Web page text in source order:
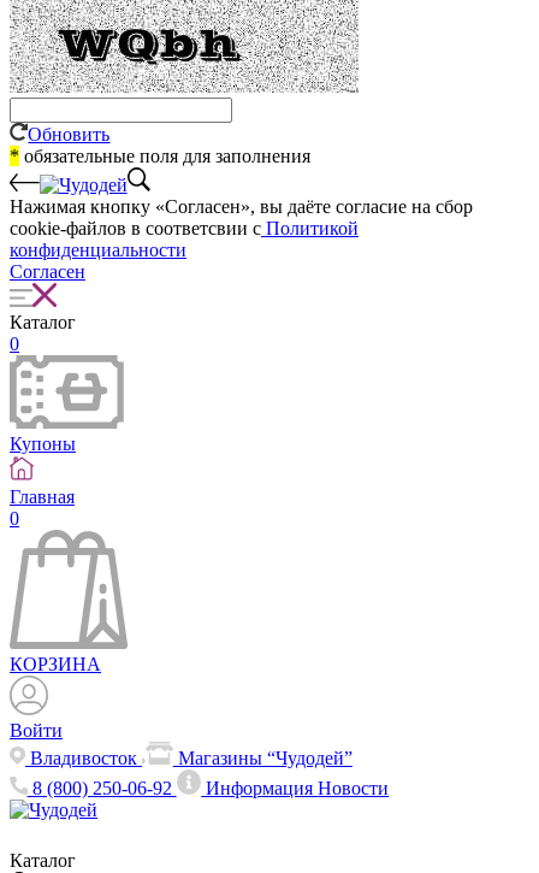
Обновить
* обязательные поля для заполнения
Нажимая кнопку «Согласен», вы даёте cогласие на сбор
cookie-файлов в соответсвии с Политикой
конфиденциальности
Согласен
Каталог
0
Купоны
Главная
0
КОРЗИНА
Войти
Владивосток
Магазины “Чудодей”
8 (800) 250-06-92
ИнформацияНовости
Каталог